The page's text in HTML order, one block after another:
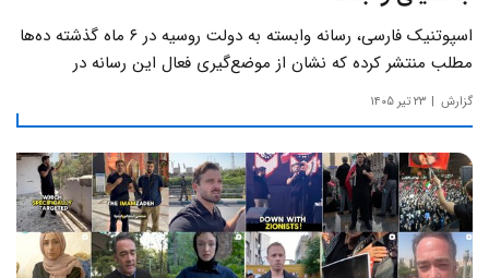
اسپوتنیک فارسی، رسانه وابسته به دولت روسیه در ۶ ماه گذشته ده‌ها
مطلب منتشر کرده که نشان از موضع‌گیری فعال این رسانه‌ در
حساس‌ترین مسائل چالش‌های داخلی ایران دارد.
گزارش ۲۳ تیر ۱۴۰۵